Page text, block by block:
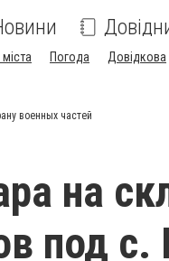
міста Погода Довідкова
военных частей
на
под с.